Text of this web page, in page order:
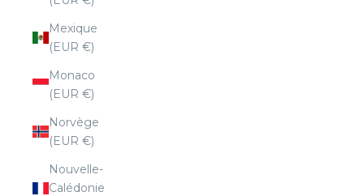
Mexique
(EUR €)
Monaco
(EUR €)
Norvège
(EUR €)
Nouvelle-
Calédonie